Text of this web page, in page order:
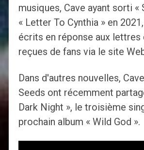
musiques, Cave ayant sorti «
« Letter To Cynthia » en
écrits en réponse aux lettres
reçues de fans via le site
Dans d'autres nouvelles,
Seeds ont récemment
Dark Night », le troisième
prochain album « Wild God ».